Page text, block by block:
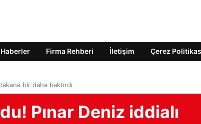
Firma Rehberi İletişim Çerez
bir daha baktırdı
Pınar Deniz iddialı